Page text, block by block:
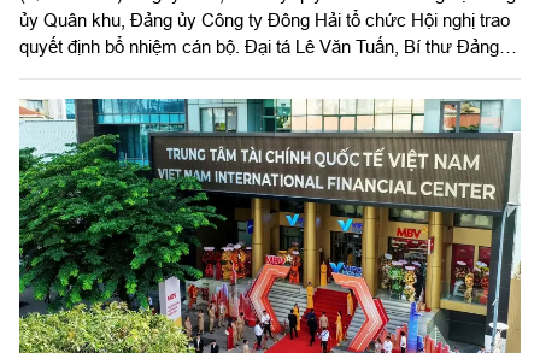
ủy Quân khu, Đảng ủy Công ty Đông Hải tổ chức Hội nghị trao
quyết định bổ nhiệm cán bộ. Đại tá Lê Văn Tuấn, Bí thư Đảng